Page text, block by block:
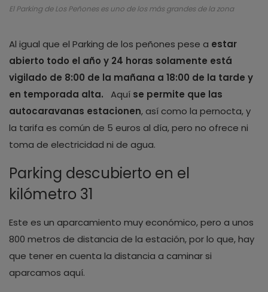
El Parking de Los Peñones es uno de los más grandes de la zona
Al igual que el Parking de los peñones pese a estar
abierto todo el año y 24 horas solamente está
vigilado de 8:00 de la mañana a 18:00 de la tarde y
en temporada alta.
Aquí se permite que las
autocaravanas estacionen, así como la pernocta, y
la tarifa es común de 5 euros al día, pero no ofrece ni
toma de electricidad ni de agua.
Parking descubierto en el
kilómetro 31
Este es un aparcamiento muy económico, pero a unos
800 metros de distancia de la estación, por lo que, hay
que tener en cuenta la distancia a caminar si
aparcamos aquí.